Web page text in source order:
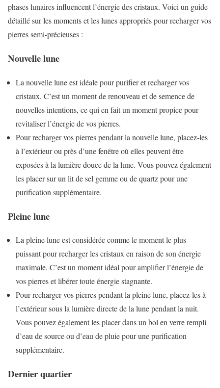
phases lunaires influencent l’énergie des cristaux. Voici un guide
détaillé sur les moments et les lunes appropriés pour recharger vos
pierres semi-précieuses :
Nouvelle lune
La nouvelle lune est idéale pour purifier et recharger vos
cristaux. C’est un moment de renouveau et de semence de
nouvelles intentions, ce qui en fait un moment propice pour
revitaliser l’énergie de vos pierres.
Pour recharger vos pierres pendant la nouvelle lune, placez-les
à l’extérieur ou près d’une fenêtre où elles peuvent être
exposées à la lumière douce de la lune. Vous pouvez également
les placer sur un lit de sel gemme ou de quartz pour une
purification supplémentaire.
Pleine lune
La pleine lune est considérée comme le moment le plus
puissant pour recharger les cristaux en raison de son énergie
maximale. C’est un moment idéal pour amplifier l’énergie de
vos pierres et libérer toute énergie stagnante.
Pour recharger vos pierres pendant la pleine lune, placez-les à
l’extérieur sous la lumière directe de la lune pendant la nuit.
Vous pouvez également les placer dans un bol en verre rempli
d’eau de source ou d’eau de pluie pour une purification
supplémentaire.
Dernier quartier